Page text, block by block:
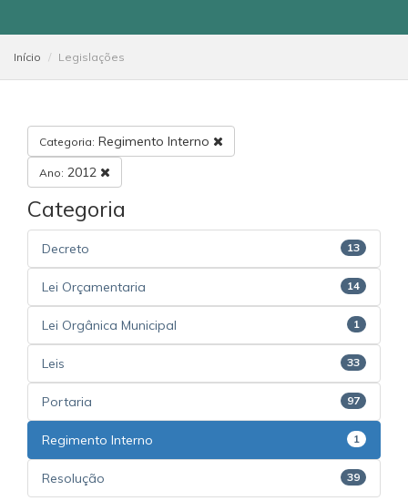
Início Legislações
Categoria: Regimento Interno
Ano: 2012
Categoria
Decreto 13
Lei Orçamentaria 14
Lei Orgânica Municipal 1
Leis 33
Portaria 97
Regimento Interno 1
Resolução 39